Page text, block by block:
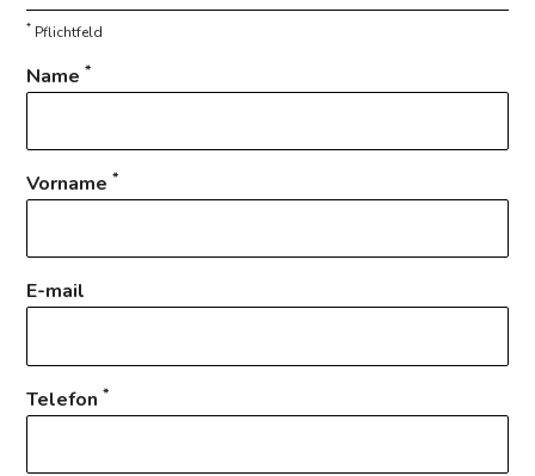
* Pflichtfeld
Name*
Vorname*
E-mail
Telefon*